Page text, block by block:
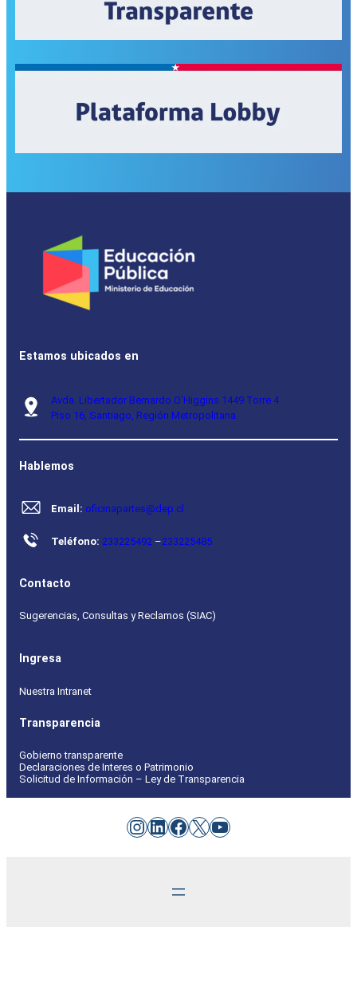
Estamos ubicados en
Avda. Libertador Bernardo O’Higgins 1449 Torre 4
Piso 16, Santiago, Región Metropolitana.
Hablemos
Email: oficinapartes@dep.cl
Teléfono: 233225492 –233225485
Contacto
Sugerencias, Consultas y Reclamos (SIAC)
Ingresa
Nuestra Intranet
Transparencia
Gobierno transparente
Declaraciones de Interes o Patrimonio
Solicitud de Información – Ley de Transparencia
Instagram
LinkedIn
Facebook
X YouTube